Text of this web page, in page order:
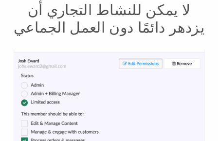
لا يمكن للنشاط التجاري أن
يزدهر دائمًا دون العمل الجماعي